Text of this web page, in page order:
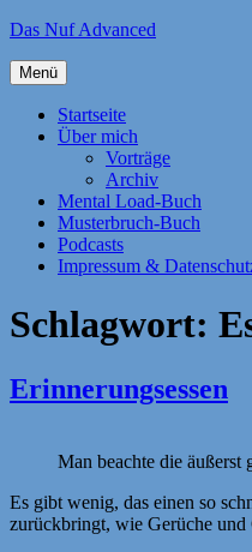
Zum
springen
Das Nuf Advanced
Menü
Startseite
Über mich
Vorträge
Archiv
Mental Load-Buch
Musterbruch-Buch
Podcasts
Impressum &
Schlagwort:
Erinnerungsessen
Man beachte die äußerst
Es gibt wenig, das einen so
zurückbringt, wie Gerüche und